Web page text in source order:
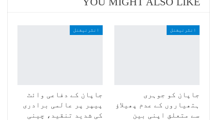
انٹرنیشنل
جاپان کو جوہری
ہتھیاروں کے عدم پھیلاؤ
سے متعلق اپنی بین
انٹرنیشنل
جاپان کے دفاعی وائٹ
پیپر پر عالمی برادری
کی شدید تنقید، چینی